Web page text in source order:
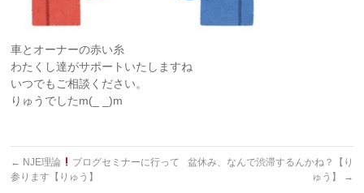
車とオーナーの赤い糸
わたくし達がサポートいたしますね
いつでもご相談ください。
りゅうでしたm(_ _)m
← NJE理論
ブログセミナーに行って
参ります【りゅう】
盆休み、なんで渋滞するんかね？【り
ゅう】
→